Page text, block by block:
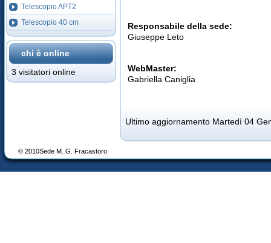
Telescopio APT2
Telescopio 40 cm
chi è online
3 visitatori online
Responsabile della sede:
Giuseppe Leto
WebMaster:
Gabriella Caniglia
Ultimo aggiornamento Martedì 04
© 2010Sede M. G. Fracastoro